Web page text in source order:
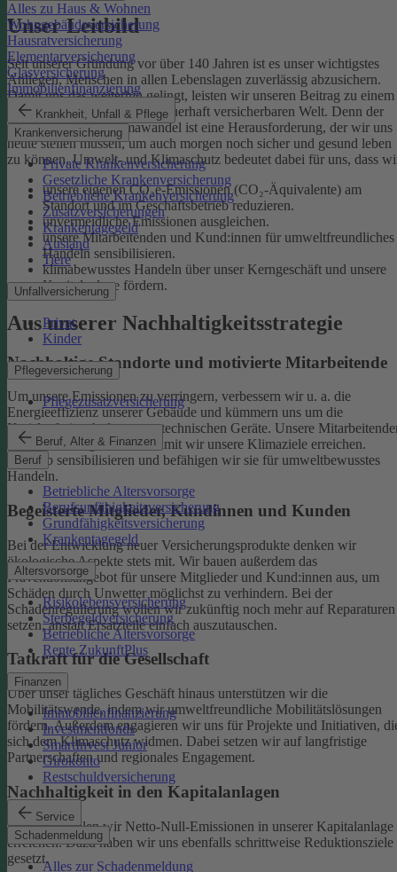
Alles zu Haus & Wohnen
Wohngebäudeversicherung
Hausratversicherung
Elementarversicherung
Glasversicherung
Immobilienfinanzierung
Krankheit, Unfall & Pflege
Krankenversicherung
Private Krankenversicherung
Gesetzliche Krankenversicherung
Betriebliche Krankenversicherung
Zusatzversicherungen
Krankentagegeld
Ausland
Tiere
Unfallversicherung
Privat
Kinder
Pflegeversicherung
Pflegezusatzversicherung
Beruf, Alter & Finanzen
Beruf
Betriebliche Altersvorsorge
Berufsunfähigkeitsversicherung
Grundfähigkeitsversicherung
Krankentagegeld
Altersvorsorge
Risikolebensversicherung
Sterbegeldversicherung
Betriebliche Altersvorsorge
Rente ZukunftPlus
Finanzen
Immobilienfinanzierung
Investmentfonds
SmartInvest Junior
Girokonto
Restschuldversicherung
Service
Schadenmeldung
Alles zur Schadenmeldung
Unser Leitbild
Seit unserer Gründung vor über 140 Jahren ist es unser wichtigstes
Anliegen, Menschen in allen Lebenslagen zuverlässig abzusichern.
Damit uns das weiterhin gelingt, leisten wir unseren Beitrag zu einem
gesunden Klima und einer dauerhaft versicherbaren Welt. Denn der
menschgemachte Klimawandel ist eine Herausforderung, der wir uns
heute stellen müssen, um auch morgen noch sicher und gesund leben
zu können.Umwelt- und Klimaschutz bedeutet dabei für uns, dass
unsere eigenen CO₂e-Emissionen (CO₂-Äquivalente) am
Standort und im Geschäftsbetrieb reduzieren.
unvermeidliche Emissionen ausgleichen.
unsere Mitarbeitenden und Kund:innen für umweltfreundliches
Handeln sensibilisieren.
klimabewusstes Handeln über unser Kerngeschäft und unsere
Kapitalanlage fördern.
Aus unserer Nachhaltigkeitsstrategie
Nachhaltige Standorte und motivierte Mitarbeitende
Um unsere Emissionen zu verringern, verbessern wir u. a. die
Energieeffizienz unserer Gebäude und kümmern uns um die
Kreislaufwirtschaft unserer technischen Geräte. Unsere
sind ein wichtiger Hebel, damit wir unsere Klimaziele erreichen.
Deshalb sensibilisieren und befähigen wir sie für umweltbewusstes
Handeln.
Begeisterte Mitglieder, Kundinnen und Kunden
Bei der Entwicklung neuer Versicherungsprodukte denken wir
ökologische Aspekte stets mit. Wir bauen außerdem das
Präventionsangebot für unsere Mitglieder und Kund:innen aus, um
Schäden durch Unwetter möglichst zu verhindern. Bei der
Schadenregulierung wollen wir zukünftig noch mehr auf Reparaturen
setzen, anstatt Ersatzteile einfach auszutauschen.
Tatkraft für die Gesellschaft
Über unser tägliches Geschäft hinaus unterstützen wir die
Mobilitätswende, indem wir umweltfreundliche Mobilitätslösungen
fördern. Außerdem engagieren wir uns für Projekte und Initiativen,
sich dem Klimaschutz widmen. Dabei setzen wir auf langfristige
Partnerschaften und regionales Engagement.
Nachhaltigkeit in den Kapitalanlagen
Bis 2050 wollen wir Netto-Null-Emissionen in unserer Kapitalanlage
erreichen. Dazu haben wir uns ebenfalls schrittweise Reduktionsziele
gesetzt.